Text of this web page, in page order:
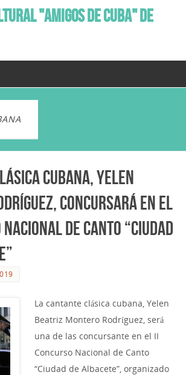
"AMIGOS DE CUBA" DE
cubana, Yelen
concursará en el
de Canto “Ciudad
La cantante clásica cubana, Yelen
Beatriz Montero Rodríguez, será
una de las concursante en el II
Concurso Nacional de Canto
“Ciudad de Albacete”, organizado